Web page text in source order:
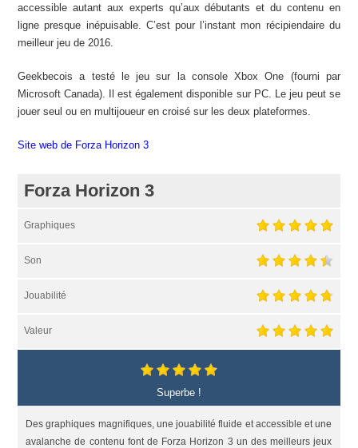
accessible autant aux experts qu’aux débutants et du contenu en
ligne presque inépuisable. C’est pour l’instant mon récipiendaire du
meilleur jeu de 2016.
Geekbecois a testé le jeu sur la console Xbox One (fourni par
Microsoft Canada). Il est également disponible sur PC. Le jeu peut se
jouer seul ou en multijoueur en croisé sur les deux plateformes.
Site web de Forza Horizon 3
Forza Horizon 3
Graphiques
Son
Jouabilité
Valeur
Superbe !
Des graphiques magnifiques, une jouabilité fluide et accessible et une
avalanche de contenu font de Forza Horizon 3 un des meilleurs jeux